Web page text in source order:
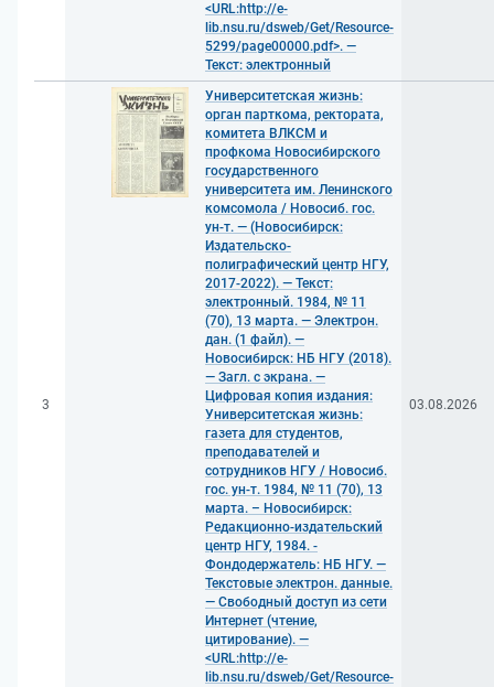
<URL:http://e-
lib.nsu.ru/dsweb/Get/Resource-
5299/page00000.pdf>. —
Текст: электронный
3
Университетская жизнь:
орган парткома, ректората,
комитета ВЛКСМ и
профкома Новосибирского
государственного
университета им. Ленинского
комсомола / Новосиб. гос.
ун-т. — (Новосибирск:
Издательско-
полиграфический центр НГУ,
2017-2022). — Текст:
электронный. 1984, № 11
(70), 13 марта. — Электрон.
дан. (1 файл). —
Новосибирск: НБ НГУ (2018).
— Загл. с экрана. —
Цифровая копия издания:
Университетская жизнь:
газета для студентов,
преподавателей и
сотрудников НГУ / Новосиб.
гос. ун-т. 1984, № 11 (70), 13
марта. – Новосибирск:
Редакционно-издательский
центр НГУ, 1984. -
Фондодержатель: НБ НГУ. —
Текстовые электрон. данные.
— Свободный доступ из сети
Интернет (чтение,
цитирование). —
<URL:http://e-
lib.nsu.ru/dsweb/Get/Resource-
03.08.2026